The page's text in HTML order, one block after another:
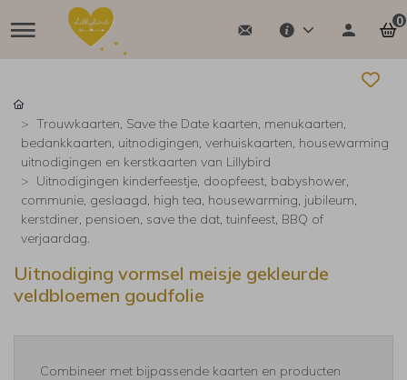
0
Trouwkaarten, Save the Date kaarten, menukaarten,
bedankkaarten, uitnodigingen, verhuiskaarten, housewarming
uitnodigingen en kerstkaarten van Lillybird
Uitnodigingen kinderfeestje, doopfeest, babyshower,
communie, geslaagd, high tea, housewarming, jubileum,
kerstdiner, pensioen, save the dat, tuinfeest, BBQ of
verjaardag.
Uitnodiging vormsel meisje gekleurde
veldbloemen goudfolie
Combineer met bijpassende kaarten en producten